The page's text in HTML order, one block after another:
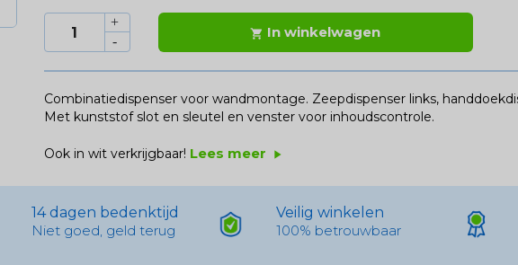
 In winkelwagen
Combinatiedispenser voor wandmontage. Zeepdispenser links,
Met kunststof slot en sleutel en venster voor inhoudscontrole.
Ook in wit verkrijgbaar! Lees meer play_arrow
14 dagen bedenktijd
Niet goed, geld terug
Veilig winkelen
100% betrouwbaar